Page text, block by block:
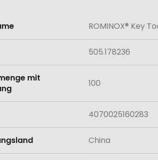
ROMINOX® Key
505.178236
mit
100
4070025160283
China